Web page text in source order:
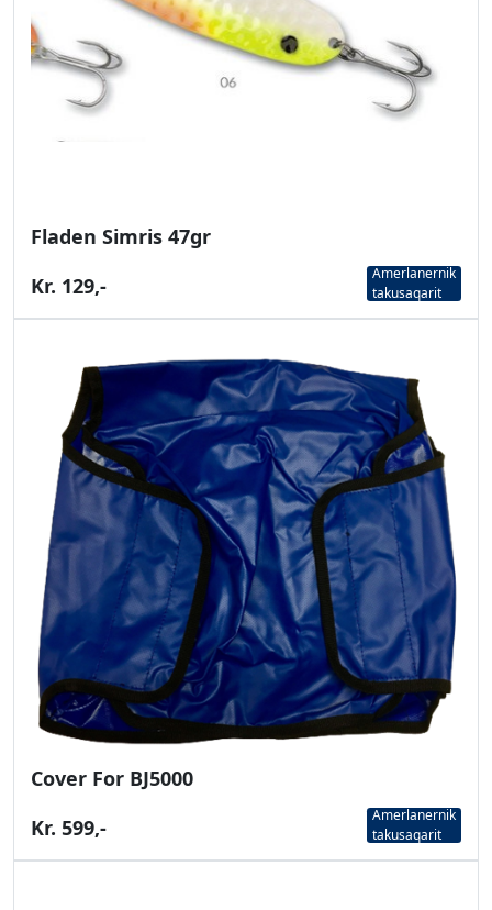
Fladen Simris 47gr
Kr. 129,-
Amerlanernik
takusaqarit
Cover For BJ5000
Kr. 599,-
Amerlanernik
takusaqarit